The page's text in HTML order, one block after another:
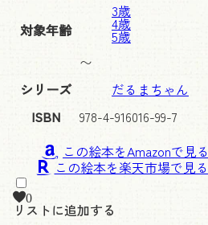
対象年齢
3歳
4歳
5歳
〜
シリーズ
だるまちゃん
ISBN
978-4-916016-99-7
この絵本をAmazonで見る
この絵本を楽天市場で見る
0
リストに追加する